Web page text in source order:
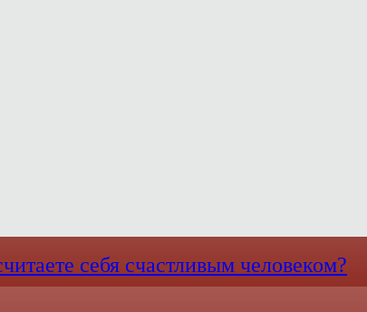
себя счастливым человеком?